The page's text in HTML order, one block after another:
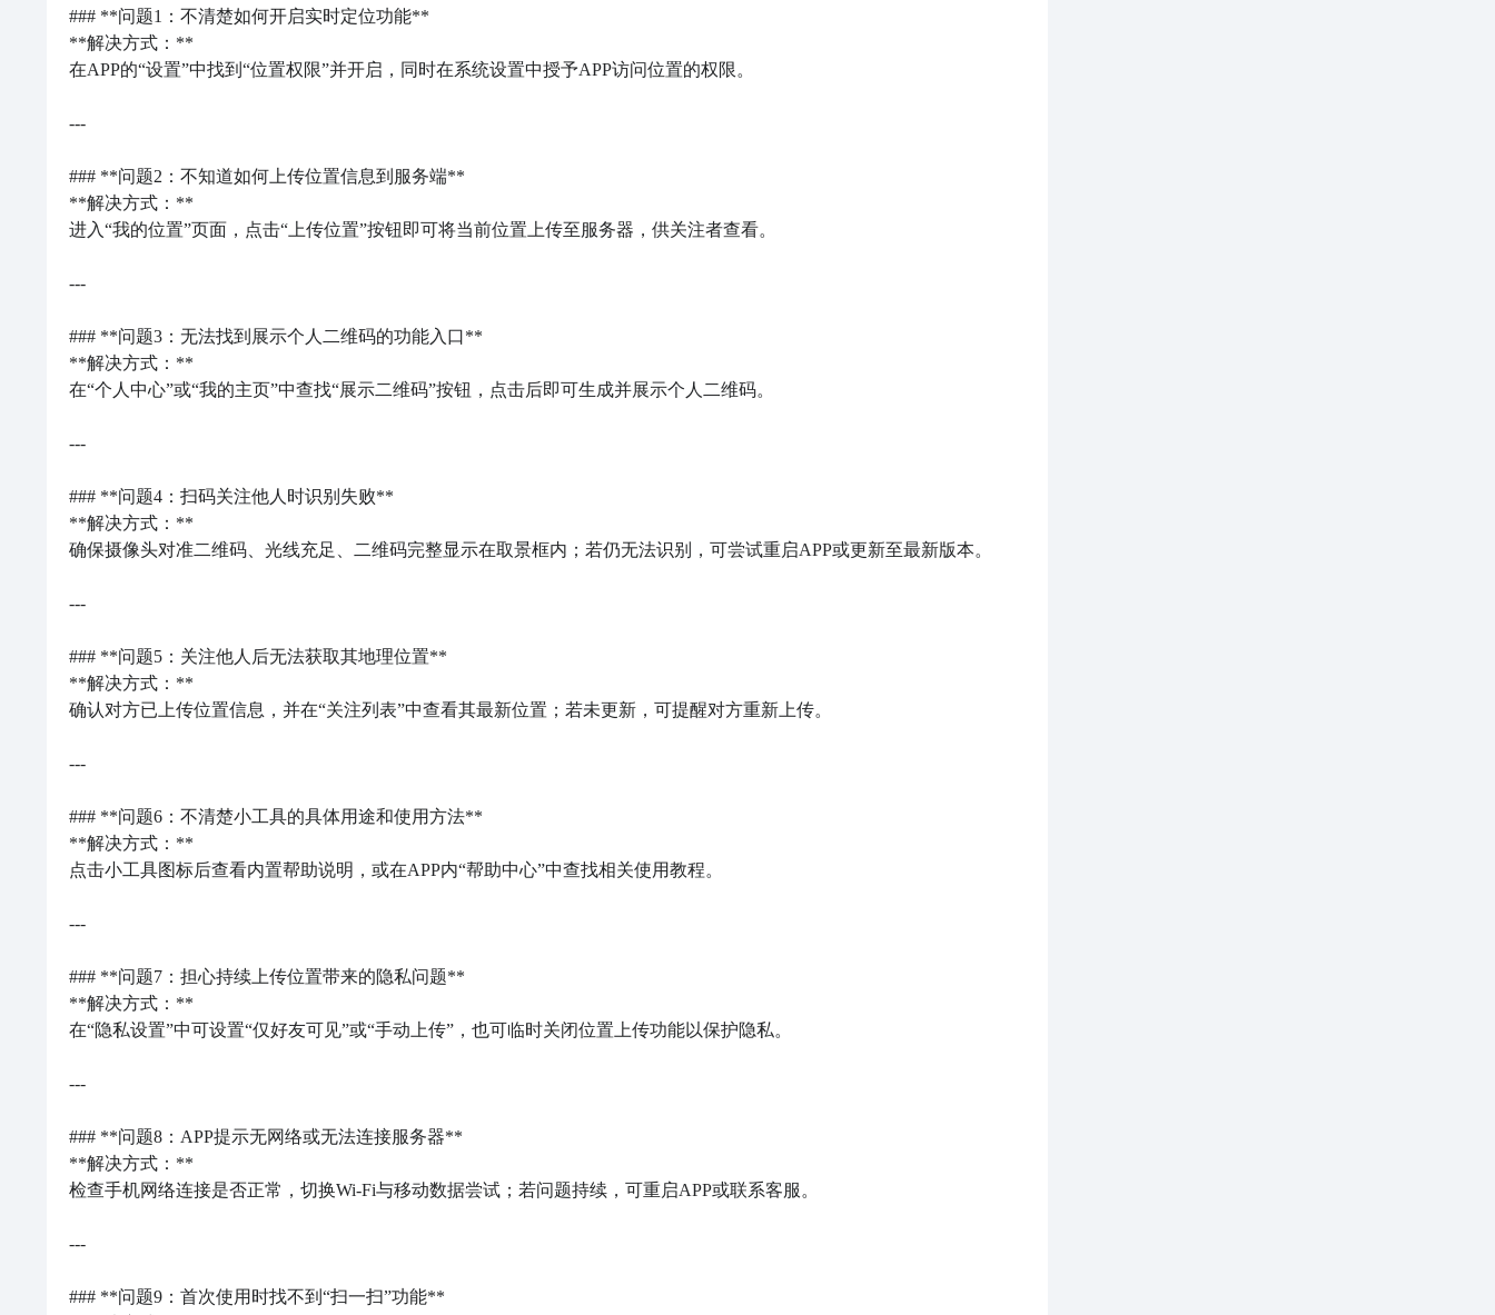
### **问题1：不清楚如何开启实时定位功能**
**解决方式：**
在APP的“设置”中找到“位置权限”并开启，同时在系统设置中授予APP访问位置的权限。
---
### **问题2：不知道如何上传位置信息到服务端**
**解决方式：**
进入“我的位置”页面，点击“上传位置”按钮即可将当前位置上传至服务器，供关注者查看。
---
### **问题3：无法找到展示个人二维码的功能入口**
**解决方式：**
在“个人中心”或“我的主页”中查找“展示二维码”按钮，点击后即可生成并展示个人二维码。
---
### **问题4：扫码关注他人时识别失败**
**解决方式：**
确保摄像头对准二维码、光线充足、二维码完整显示在取景框内；若仍无法识别，可尝试重启APP或更新至最新版本。
---
### **问题5：关注他人后无法获取其地理位置**
**解决方式：**
确认对方已上传位置信息，并在“关注列表”中查看其最新位置；若未更新，可提醒对方重新上传。
---
### **问题6：不清楚小工具的具体用途和使用方法**
**解决方式：**
点击小工具图标后查看内置帮助说明，或在APP内“帮助中心”中查找相关使用教程。
---
### **问题7：担心持续上传位置带来的隐私问题**
**解决方式：**
在“隐私设置”中可设置“仅好友可见”或“手动上传”，也可临时关闭位置上传功能以保护隐私。
---
### **问题8：APP提示无网络或无法连接服务器**
**解决方式：**
检查手机网络连接是否正常，切换Wi-Fi与移动数据尝试；若问题持续，可重启APP或联系客服。
---
### **问题9：首次使用时找不到“扫一扫”功能**